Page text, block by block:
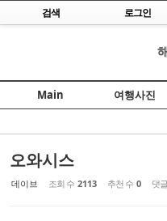
검색 로그인
Main 여행사진
오와시스
데이브 조회 수 2113 추천 수 0 댓글
Sketchbook5,
Sketchbook5,